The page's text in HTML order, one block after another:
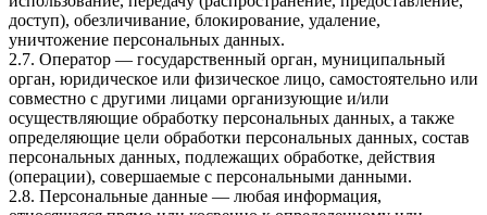
доступ), обезличивание, блокирование, удаление,
уничтожение персональных данных.
2.7. Оператор — государственный орган, муниципальный
орган, юридическое или физическое лицо, самостоятельно или
совместно с другими лицами организующие и/или
осуществляющие обработку персональных данных, а также
определяющие цели обработки персональных данных, состав
персональных данных, подлежащих обработке, действия
(операции), совершаемые с персональными данными.
2.8. Персональные данные — любая информация,